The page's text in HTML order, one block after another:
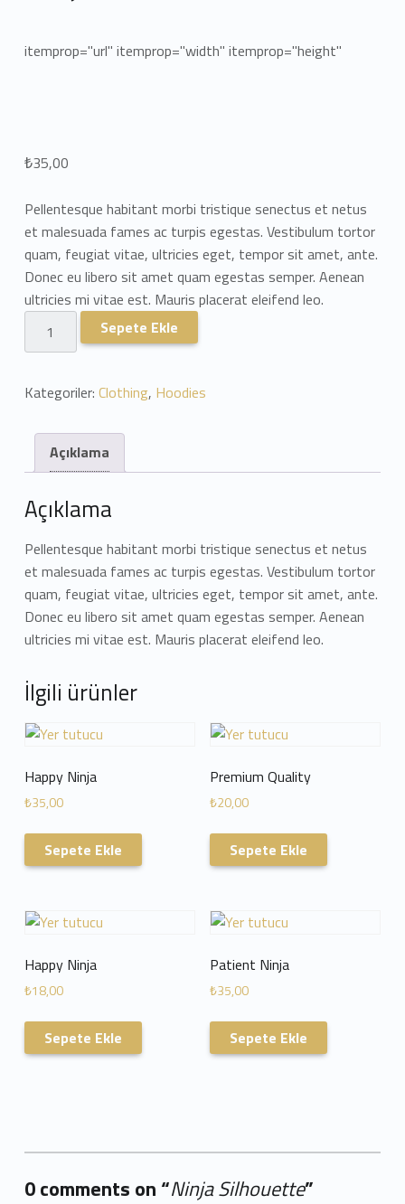
itemprop="url" itemprop="width" itemprop="height"
₺35,00
Pellentesque habitant morbi tristique senectus et netus
et malesuada fames ac turpis egestas. Vestibulum tortor
quam, feugiat vitae, ultricies eget, tempor sit amet, ante.
Donec eu libero sit amet quam egestas semper. Aenean
ultricies mi vitae est. Mauris placerat eleifend leo.
Ninja Silhouette adet
Sepete Ekle
Kategoriler: Clothing, Hoodies
Açıklama
Açıklama
Pellentesque habitant morbi tristique senectus et netus
et malesuada fames ac turpis egestas. Vestibulum tortor
quam, feugiat vitae, ultricies eget, tempor sit amet, ante.
Donec eu libero sit amet quam egestas semper. Aenean
ultricies mi vitae est. Mauris placerat eleifend leo.
İlgili ürünler
Happy Ninja
₺35,00
Sepete Ekle
Premium Quality
₺20,00
Sepete Ekle
Happy Ninja
₺18,00
Sepete Ekle
Patient Ninja
₺35,00
Sepete Ekle
0 comments on “Ninja Silhouette”